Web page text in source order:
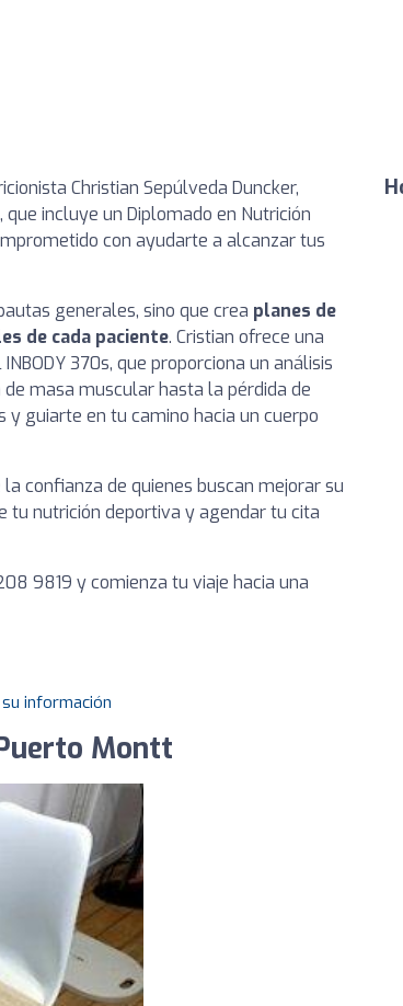
Christian Sepúlveda Duncker,
incluye un Diplomado en Nutrición
con ayudarte a alcanzar tus
generales, sino que crea planes de
de cada paciente. Cristian ofrece una
370s, que proporciona un análisis
masa muscular hasta la pérdida de
guiarte en tu camino hacia un cuerpo
confianza de quienes buscan mejorar su
tu nutrición deportiva y agendar tu cita
9819 y comienza tu viaje hacia una
información
Montt